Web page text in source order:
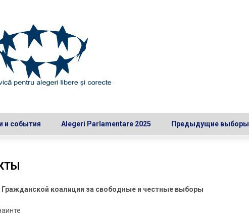
и события Alegeri Parlamentare 2025 Предыдущие выборы
Гражданской коалиции за свободные и честные выборы